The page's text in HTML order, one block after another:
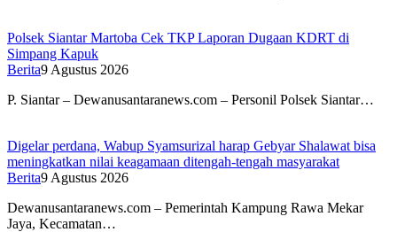
Polsek Siantar Martoba Cek TKP Laporan Dugaan KDRT di
Simpang Kapuk
Berita9 Agustus 2026
P. Siantar – Dewanusantaranews.com – Personil Polsek Siantar…
Digelar perdana, Wabup Syamsurizal harap Gebyar Shalawat bisa
meningkatkan nilai keagamaan ditengah-tengah masyarakat
Berita9 Agustus 2026
Dewanusantaranews.com – Pemerintah Kampung Rawa Mekar
Jaya, Kecamatan…